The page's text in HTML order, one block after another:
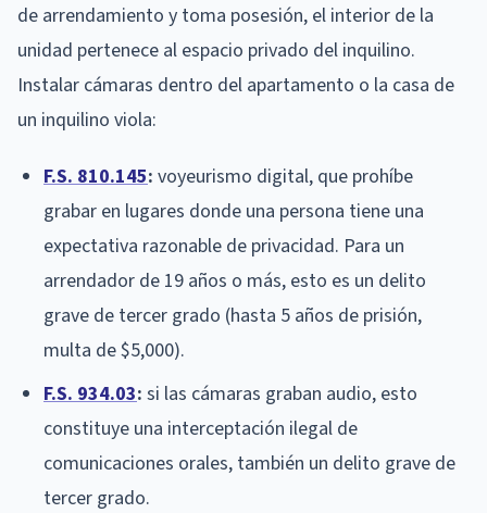
de arrendamiento y toma posesión, el interior de la
unidad pertenece al espacio privado del inquilino.
Instalar cámaras dentro del apartamento o la casa de
un inquilino viola:
F.S. 810.145: voyeurismo digital, que prohíbe
grabar en lugares donde una persona tiene una
expectativa razonable de privacidad. Para un
arrendador de 19 años o más, esto es un delito
grave de tercer grado (hasta 5 años de prisión,
multa de $5,000).
F.S. 934.03: si las cámaras graban audio, esto
constituye una interceptación ilegal de
comunicaciones orales, también un delito grave de
tercer grado.